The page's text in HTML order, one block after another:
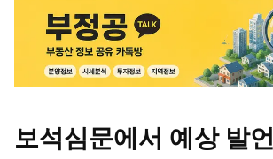
보석심문에서 예상 발언